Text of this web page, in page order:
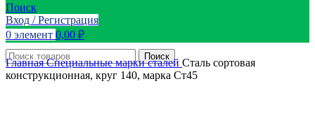
Поиск
Вход / Регистрация
0 элемент 0,00 ₽
Поиск
ГлавнаяСпециальные марки сталей Сталь сортовая
конструкционная, круг 140, марка Ст45